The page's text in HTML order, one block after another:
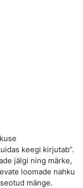
keegi kirjutab”.
jälgi ning märke,
loomade nahku
mänge.